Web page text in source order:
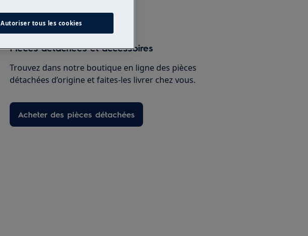
Pièces détachées et accessoires
Trouvez dans notre boutique en ligne des pièces
détachées d’origine et faites-les livrer chez vous.
Acheter des pièces détachées
Autoriser tous les cookies